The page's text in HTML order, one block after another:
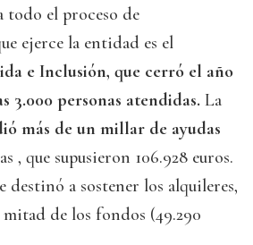
todo el proceso de
ejerce la entidad es el
e Inclusión, que cerró el año
3.000 personas atendidas. La
más de un millar de ayudas
, que supusieron 106.928 euros.
destinó a sostener los alquileres,
de los fondos (49.290